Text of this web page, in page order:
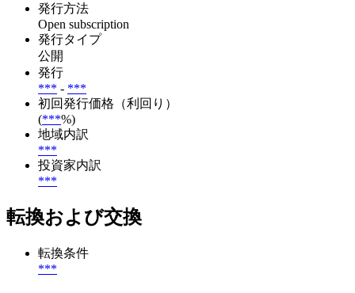
発行方法
Open subscription
発行タイプ
公開
発行
*** - ***
初回発行価格（利回り）
(***%)
地域内訳
***
投資家内訳
***
転換および交換
転換条件
***